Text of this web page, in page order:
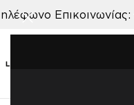
Επικοινωνίας: